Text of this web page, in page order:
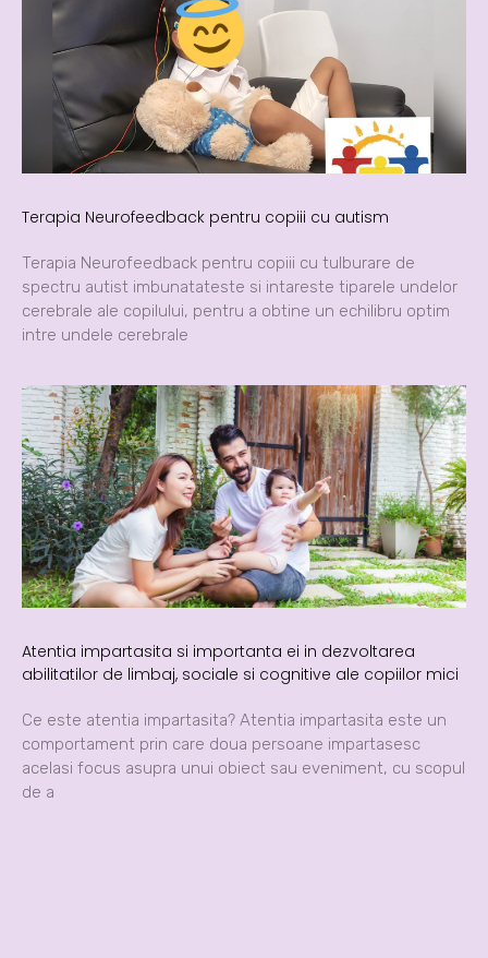
Terapia Neurofeedback pentru copiii cu autism
Terapia Neurofeedback pentru copiii cu tulburare de
spectru autist imbunatateste si intareste tiparele undelor
cerebrale ale copilului, pentru a obtine un echilibru optim
intre undele cerebrale
Atentia impartasita si importanta ei in dezvoltarea
abilitatilor de limbaj, sociale si cognitive ale copiilor mici
Ce este atentia impartasita? Atentia impartasita este un
comportament prin care doua persoane impartasesc
acelasi focus asupra unui obiect sau eveniment, cu scopul
de a